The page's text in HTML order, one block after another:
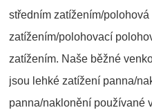
středním zatížením/
zatížením/polohovací
zatížením. Naše běžné
jsou lehké zatížení panna/
panna/naklonění používané